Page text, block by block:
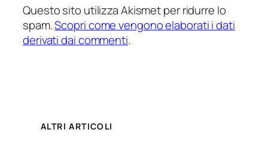
Questo sito utilizza Akismet per ridurre lo
spam.Scopri come vengono elaborati i dati
derivati dai commenti.
ALTRI ARTICOLI